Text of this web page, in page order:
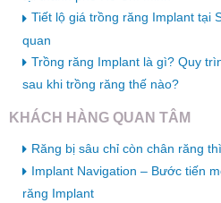
Tiết lộ giá trồng răng Implant tại
quan
Trồng răng Implant là gì? Quy
sau khi trồng răng thế nào?
KHÁCH HÀNG QUAN TÂM
Răng bị sâu chỉ còn chân răng
Implant Navigation – Bước tiến
răng Implant